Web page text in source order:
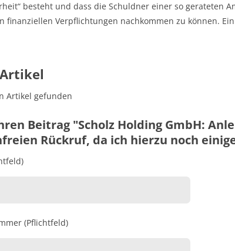
besteht und dass die Schuldner einer so gerateten
finanziellen Verpflichtungen nachkommen zu können.
Artikel gefunden
Beitrag "Scholz Holding GmbH:
Rückruf, da ich hierzu noch
(Pflichtfeld)